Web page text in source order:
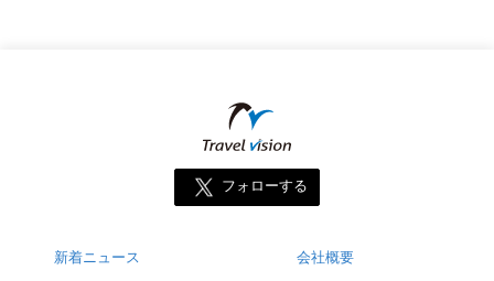
フォローする
新着ニュース
会社概要